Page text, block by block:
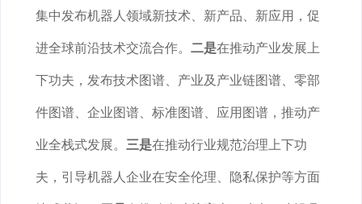
集中发布机器人领域新技术、新产品、新应用，促
进全球前沿技术交流合作。 二是在推动产业发展上
下功夫，发布技术图谱、产业及产业链图谱、零部
件图谱、企业图谱、标准图谱、应用图谱，推动产
业全栈式发展。 三是在推动行业规范治理上下功
夫，引导机器人企业在安全伦理、隐私保护等方面